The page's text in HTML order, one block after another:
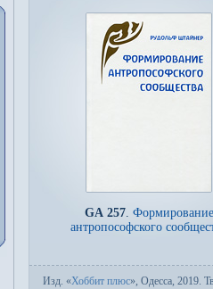
GA 257. Формирование
антропософского
Изд. «Хоббит плюс», Одесса, 2019.